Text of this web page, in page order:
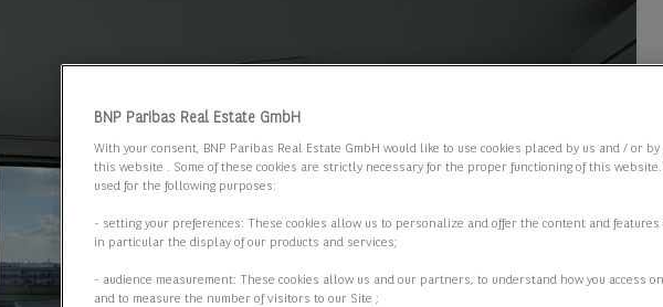
BNP Paribas Real Estate GmbH
With your consent, BNP Paribas Real Estate GmbH would like to use cookies placed by us and / or
this website . Some of these cookies are strictly necessary for the proper functioning of this
used for the following purposes:
- setting your preferences: These cookies allow us to personalize and offer the content and features
in particular the display of our products and services;
- audience measurement: These cookies allow us and our partners, to understand how you access
and to measure the number of visitors to our Site ;